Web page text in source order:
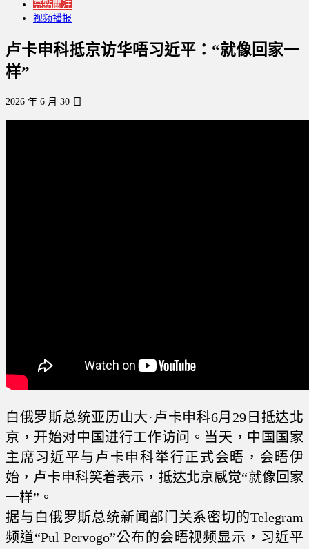
亮點關注
视频播报
卢卡申科抵京访华唔习近平：“就像回家一
样”
2026 年 6 月 30 日
白俄罗斯总统亚历山大·卢卡申科6月29日抵达北
京，开始对中国进行工作访问。当天，中国国家
主席习近平与卢卡申科举行正式会晤，会晤伊
始，卢卡申科笑着表示，抵达北京感觉“就像回家
一样”。
据与白俄罗斯总统新闻部门关系密切的Telegram
频道“Pul Pervogo”公布的会晤视频显示，习近平